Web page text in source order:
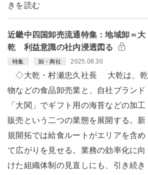
きを読む
近畿中四国卸売流通特集：地域卸＝大
乾 利益意識の社内浸透図る
特集 卸・商社 2025.08.30
◇大乾・村瀬忠久社長 大乾は、乾
物などの食品卸売業と、自社ブランド
「大関」でギフト用の海苔などの加工
販売という二つの業態を展開する。新
規開拓では給食ルートがエリアを含め
て広がりを見せる。業務の効率化に向
けた組織体制の見直しにも、引き続き